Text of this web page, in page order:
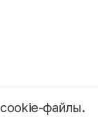
файлы.